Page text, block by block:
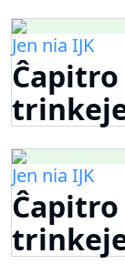
Jen nia IJK
Ĉapitro
Jen nia IJK
Ĉapitro